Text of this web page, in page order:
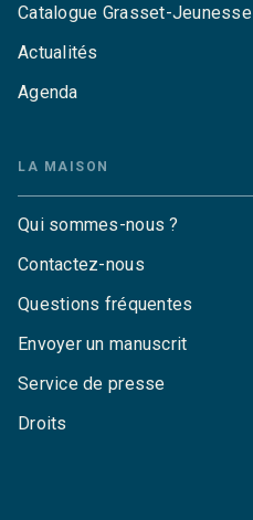
Catalogue Grasset-Jeunesse
Actualités
Agenda
LA MAISON
Qui sommes-nous ?
Contactez-nous
Questions fréquentes
Envoyer un manuscrit
Service de presse
Droits